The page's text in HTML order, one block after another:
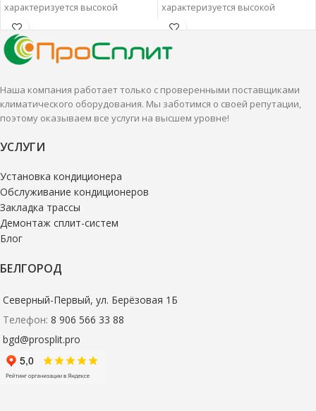
характеризуется высокой
надежностью и отличной
производительностью.
Настенные сплит-системы лучше
всего подходят для
и средних помещений.
характеризуется высокой
надежностью и отличной
Настенные сплит-системы лучше
и средних помещений.
Наша компания работает только с проверенными поставщиками
климатического оборудования. Мы заботимся о своей репутации,
поэтому оказываем все услуги на высшем уровне!
УСЛУГИ
Установка кондиционера
Обслуживание кондиционеров
Закладка трассы
Демонтаж сплит-систем
Блог
БЕЛГОРОД
Северный-Первый, ул. Берёзовая 1Б
Телефон: 8 906 566 33 88
bgd@prosplit.pro